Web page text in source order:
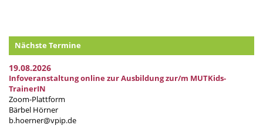
Nächste Termine
19.08.2026
Infoveranstaltung online zur Ausbildung zur/m MUTKids-
TrainerIN
Zoom-Plattform
Bärbel Hörner
b.hoerner@vpip.de